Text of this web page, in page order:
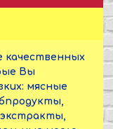
качественных
Вы
мясные